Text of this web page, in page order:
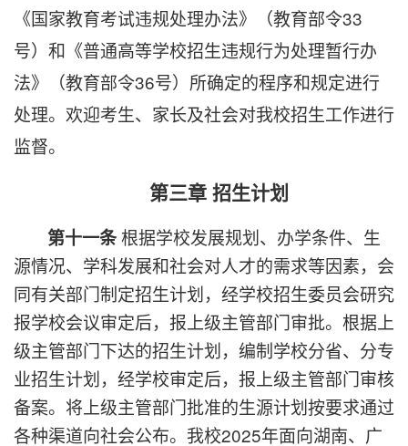
《国家教育考试违规处理办法》（教育部令33
号）和《普通高等学校招生违规行为处理暂行办
法》（教育部令36号）所确定的程序和规定进行
处理。欢迎考生、家长及社会对我校招生工作进行
监督。
第三章 招生计划
第十一条根据学校发展规划、办学条件、生
源情况、学科发展和社会对人才的需求等因素，会
同有关部门制定招生计划，经学校招生委员会研究
报学校会议审定后，报上级主管部门审批。根据上
级主管部门下达的招生计划，编制学校分省、分专
业招生计划，经学校审定后，报上级主管部门审核
备案。将上级主管部门批准的生源计划按要求通过
各种渠道向社会公布。我校2025年面向湖南、广